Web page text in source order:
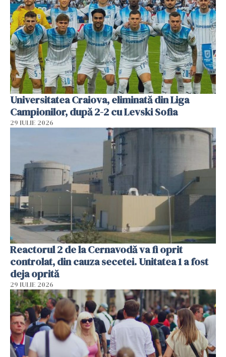
Universitatea Craiova, eliminată din Liga
Campionilor, după 2-2 cu Levski Sofia
29 IULIE 2026
Reactorul 2 de la Cernavodă va fi oprit
controlat, din cauza secetei. Unitatea 1 a fost
deja oprită
29 IULIE 2026